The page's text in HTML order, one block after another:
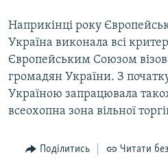
Наприкінці року
Україна виконала всі
Європейським Союзом
громадян України. З
Україною запрацювала
всеохопна зона вільної
Поділитись Читати